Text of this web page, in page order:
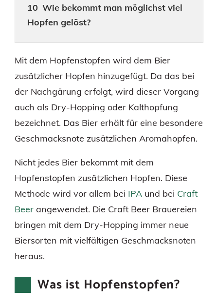
Wie bekommt man möglichst viel
Hopfen gelöst?
Mit dem Hopfenstopfen wird dem Bier
zusätzlicher Hopfen hinzugefügt. Da das bei
der Nachgärung erfolgt, wird dieser Vorgang
auch als Dry-Hopping oder Kalthopfung
bezeichnet. Das Bier erhält für eine besondere
Geschmacksnote zusätzlichen Aromahopfen.
Nicht jedes Bier bekommt mit dem
Hopfenstopfen zusätzlichen Hopfen. Diese
Methode wird vor allem bei IPA und bei Craft
Beer angewendet. Die Craft Beer Brauereien
bringen mit dem Dry-Hopping immer neue
Biersorten mit vielfältigen Geschmacksnoten
heraus.
Was ist Hopfenstopfen?